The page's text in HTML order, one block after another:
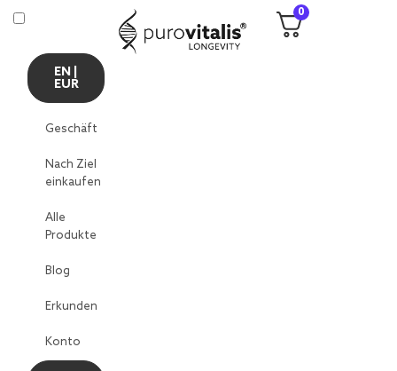
EN |
EUR
Geschäft
Nach Ziel
einkaufen
Alle
Produkte
Blog
Erkunden
Konto
0